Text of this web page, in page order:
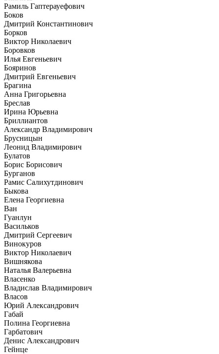
Рамиль Гаптерауефович
Боков
Дмитрий Константинович
Борков
Виктор Николаевич
Боровков
Илья Евгеньевич
Бояринов
Дмитрий Евгеньевич
Брагина
Анна Григорьевна
Бреслав
Ирина Юрьевна
Бриллиантов
Александр Владимирович
Брусницын
Леонид Владимирович
Булатов
Борис Борисович
Бурганов
Рамис Салихутдинович
Быкова
Елена Георгиевна
Ван
Гуанлун
Васильков
Дмитрий Сергеевич
Винокуров
Виктор Николаевич
Вишнякова
Наталья Валерьевна
Власенко
Владислав Владимирович
Власов
Юрий Александрович
Габай
Полина Георгиевна
Гарбатович
Денис Александрович
Гейнце